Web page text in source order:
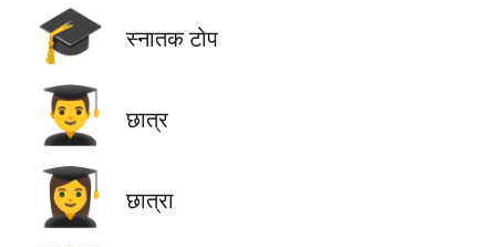
🎓 स्नातक टोप
👨‍🎓 छात्र
👩‍🎓 छात्रा